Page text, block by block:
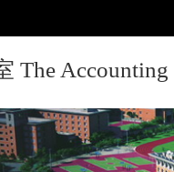
The Accounting